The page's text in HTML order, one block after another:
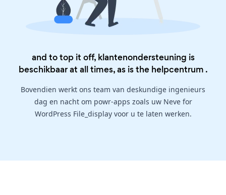
and to top it off, klantenondersteuning is
beschikbaar at all times, as is the helpcentrum .
Bovendien werkt ons team van deskundige ingenieurs
dag en nacht om powr-apps zoals uw Neve for
WordPress File_display voor u te laten werken.